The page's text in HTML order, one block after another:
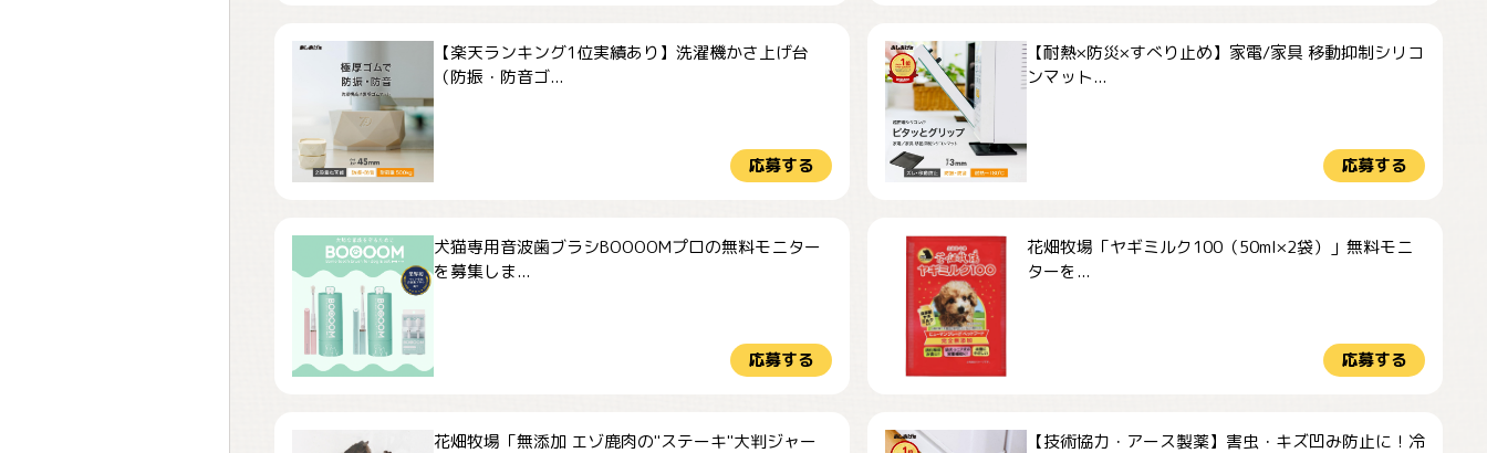
【楽天ランキング1位実績あり】洗濯機かさ上げ台
（防振・防音ゴ...
応募する
【耐熱×防災×すべり止め】家電/家具 移動抑制シリコ
ンマット...
応募する
犬猫専用音波歯ブラシBOOOOMプロの無料モニター
を募集しま...
応募する
花畑牧場「ヤギミルク100（50ml×2袋）」無料モニ
ターを...
応募する
花畑牧場「無添加 エゾ鹿肉の"ステーキ"大判ジャー
【技術協力・アース製薬】害虫・キズ凹み防止に！冷